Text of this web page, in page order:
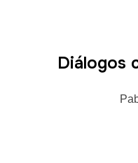
Diálogos